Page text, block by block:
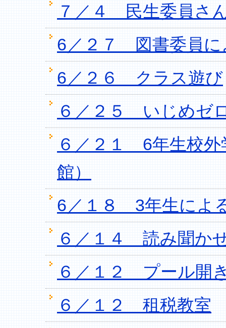
７／４ 民生委員さ
6／２７ 図書委員
6／２６ クラス遊び
６／２５ いじめゼ
６／２１ 6年生校外
館）
6／１８ 3年生によ
６／１４ 読み聞か
６／１２ プール開
６／１２ 租税教室